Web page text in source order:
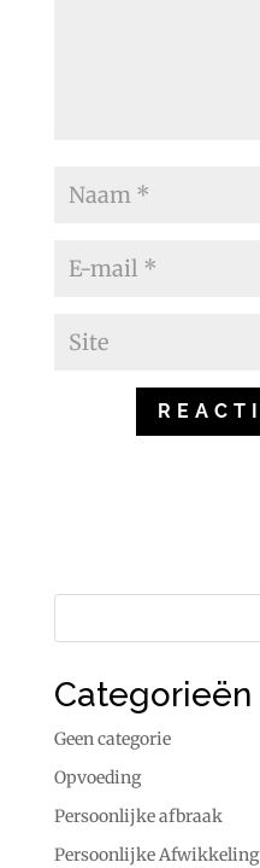
Categorieën
Geen categorie
Opvoeding
Persoonlijke afbraak
Persoonlijke Afwikkeling